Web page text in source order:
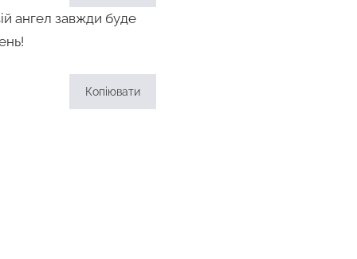
ангел завжди буде
Копіювати